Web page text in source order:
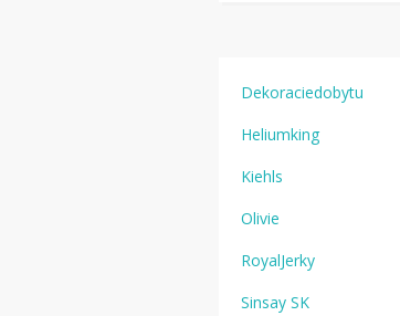
Dekoraciedobytu
Heliumking
Kiehls
Olivie
RoyalJerky
Sinsay SK